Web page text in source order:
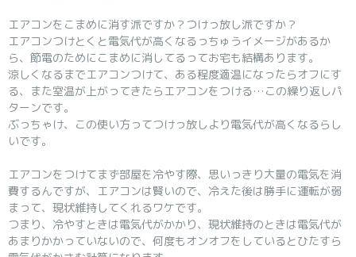
エアコンをこまめに消す派ですか？つけっ放し派ですか？
エアコンつけとくと電気代が高くなるっちゅうイメージがあるか
ら、節電のためにこまめに消してるってお宅も結構あります。
涼しくなるまでエアコンつけて、ある程度適温になったらオフにす
る、また室温が上がってきたらエアコンをつける…この繰り返しパ
ターンです。
ぶっちゃけ、この使い方ってつけっ放しより電気代が高くなるらし
いです。
エアコンをつけてまず部屋を冷やす際、思いっきり大量の電気を消
費するんですが、エアコンは賢いので、冷えた後は勝手に運転が弱
まって、現状維持してくれるワケです。
つまり、冷やすときは電気代がかかり、現状維持のときは電気代が
あまりかかっていないので、何度もオンオフをしているとひたすら